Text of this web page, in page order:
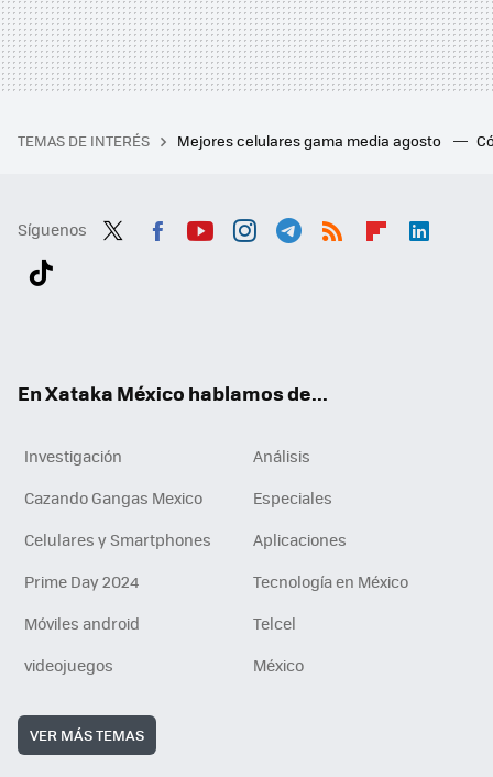
TEMAS DE INTERÉS Mejores celulares gama media agosto
Síguenos
En Xataka México hablamos de...
Investigación
Análisis
Cazando Gangas Mexico
Especiales
Celulares y Smartphones
Aplicaciones
Prime Day 2024
Tecnología en México
Móviles android
Telcel
videojuegos
México
VER MÁS TEMAS